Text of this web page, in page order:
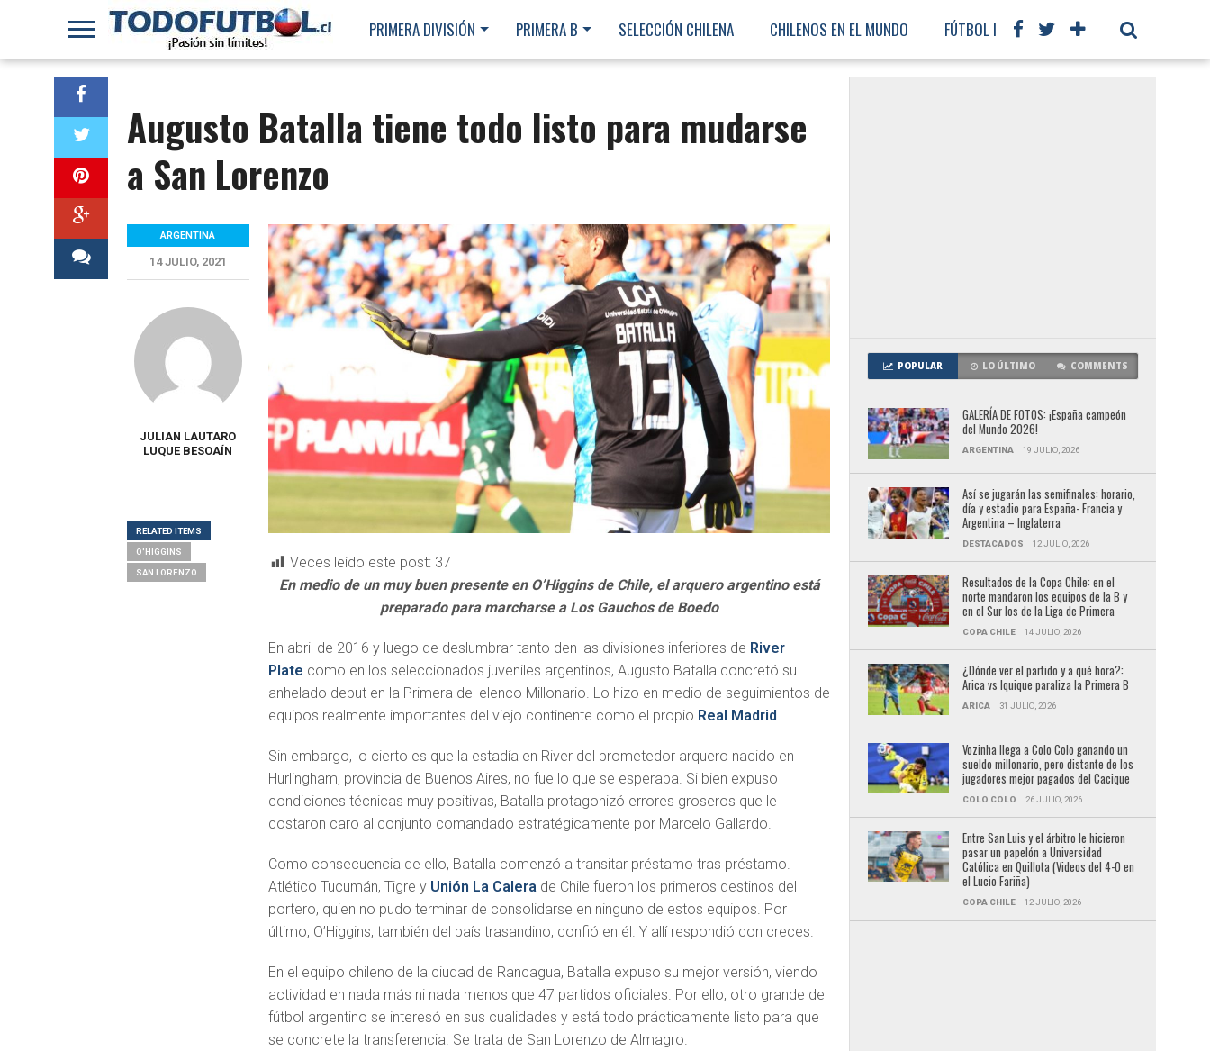
PRIMERA DIVISIÓN PRIMERA B SELECCIÓN CHILENA CHILENOS EN EL MUNDO FÚTBOL INTERNACIONAL
Augusto Batalla tiene todo listo para mudarse
a San Lorenzo
Veces leído este post: 37
En medio de un muy buen presente en O’Higgins de Chile, el arquero argentino está
preparado para marcharse a Los Gauchos de Boedo
En abril de 2016 y luego de deslumbrar tanto den las divisiones inferiores de River
Plate como en los seleccionados juveniles argentinos, Augusto Batalla concretó su
anhelado debut en la Primera del elenco Millonario. Lo hizo en medio de seguimientos de
equipos realmente importantes del viejo continente como el propio Real Madrid.
Sin embargo, lo cierto es que la estadía en River del prometedor arquero nacido en
Hurlingham, provincia de Buenos Aires, no fue lo que se esperaba. Si bien expuso
condiciones técnicas muy positivas, Batalla protagonizó errores groseros que le
costaron caro al conjunto comandado estratégicamente por Marcelo Gallardo.
Como consecuencia de ello, Batalla comenzó a transitar préstamo tras préstamo.
Atlético Tucumán, Tigre y Unión La Calera de Chile fueron los primeros destinos del
portero, quien no pudo terminar de consolidarse en ninguno de estos equipos. Por
último, O’Higgins, también del país trasandino, confió en él. Y allí respondió con creces.
En el equipo chileno de la ciudad de Rancagua, Batalla expuso su mejor versión, viendo
actividad en nada más ni nada menos que 47 partidos oficiales. Por ello, otro grande del
fútbol argentino se interesó en sus cualidades y está todo prácticamente listo para que
se concrete la transferencia. Se trata de San Lorenzo de Almagro.
ARGENTINA
14 JULIO, 2021
JULIAN LAUTARO
LUQUE BESOAÍN
RELATED ITEMS
O'HIGGINS
SAN LORENZO
POPULAR LO ÚLTIMO COMMENTS
GALERÍA DE FOTOS: ¡España campeón
del Mundo 2026!
ARGENTINA 19 JULIO, 2026
Así se jugarán las semifinales: horario,
día y estadio para España- Francia y
Argentina – Inglaterra
DESTACADOS 12 JULIO, 2026
Resultados de la Copa Chile: en el
norte mandaron los equipos de la B y
en el Sur los de la Liga de Primera
COPA CHILE 14 JULIO, 2026
¿Dónde ver el partido y a qué hora?:
Arica vs Iquique paraliza la Primera B
ARICA 31 JULIO, 2026
Vozinha llega a Colo Colo ganando un
sueldo millonario, pero distante de los
jugadores mejor pagados del Cacique
COLO COLO 26 JULIO, 2026
Entre San Luis y el árbitro le hicieron
pasar un papelón a Universidad
Católica en Quillota (Videos del 4-0 en
el Lucio Fariña)
COPA CHILE 12 JULIO, 2026